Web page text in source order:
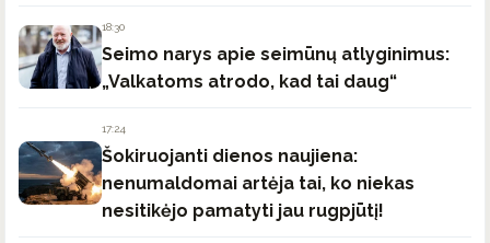
18:30
Seimo narys apie seimūnų atlyginimus:
„Valkatoms atrodo, kad tai daug“
17:24
Šokiruojanti dienos naujiena:
nenumaldomai artėja tai, ko niekas
nesitikėjo pamatyti jau rugpjūtį!